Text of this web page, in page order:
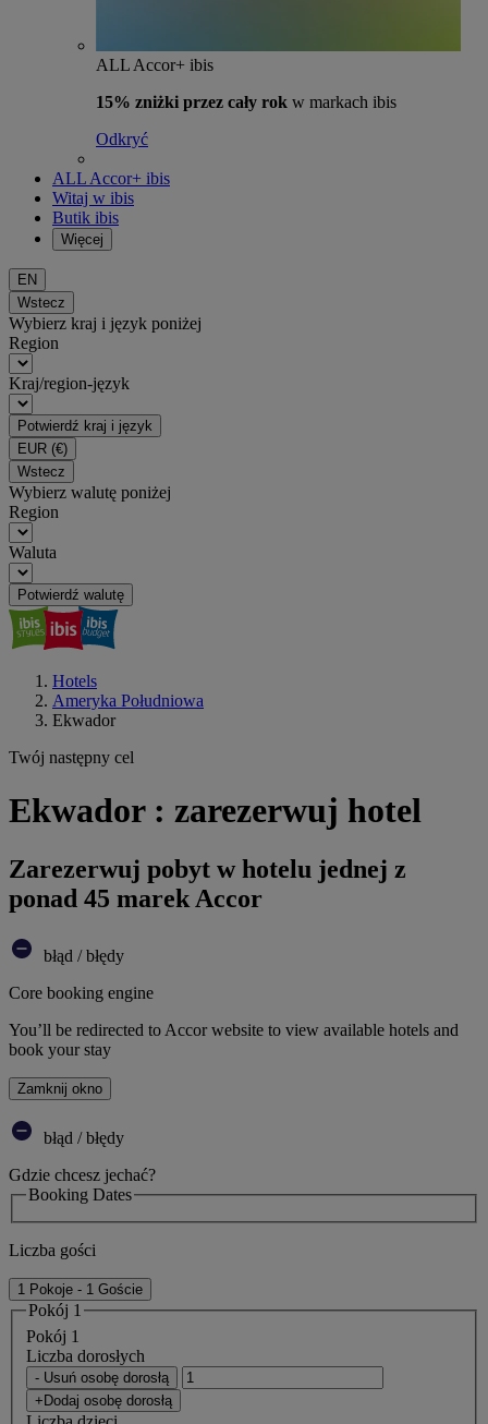
ALL Accor+ ibis
15% zniżki przez cały rok w markach ibis
Odkryć
ALL Accor+ ibis
Witaj w ibis
Butik ibis
Więcej
EN
Wstecz
Wybierz kraj i język poniżej
Region
Kraj/region-język
Potwierdź kraj i język
EUR (€)
Wstecz
Wybierz walutę poniżej
Region
Waluta
Potwierdź walutę
Hotels
Ameryka Południowa
Ekwador
Twój następny cel
Ekwador : zarezerwuj hotel
Zarezerwuj pobyt w hotelu jednej z
ponad 45 marek Accor
błąd / błędy
Core booking engine
You’ll be redirected to Accor website to view available hotels and
book your stay
Zamknij okno
błąd / błędy
Gdzie chcesz jechać?
Booking Dates
Liczba gości
1 Pokoje - 1 Goście
Pokój 1
Pokój 1
Liczba dorosłych
- Usuń osobę dorosłą
+Dodaj osobę dorosłą